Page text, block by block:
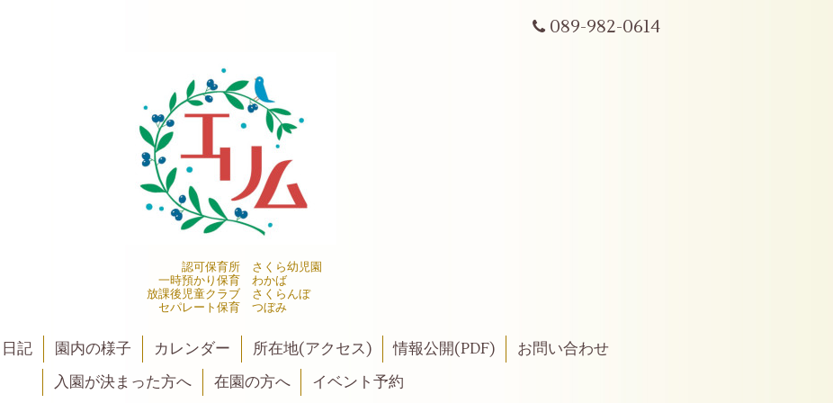
089-982-0614
認可保育所 さくら幼児園
一時預かり保育 わかば
放課後児童クラブ さくらんぼ
セパレート保育 つぼみ
日記 園内の様子 カレンダー 所在地(アクセス) 情報公開(PDF)
お問い合わせ
入園が決まった方へ
在園の方へ イベント予約